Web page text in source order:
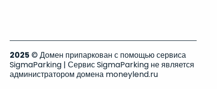
2025 © Домен припаркован с помощью сервиса
SigmaParking | Сервис SigmaParking не является
администратором домена moneylend.ru